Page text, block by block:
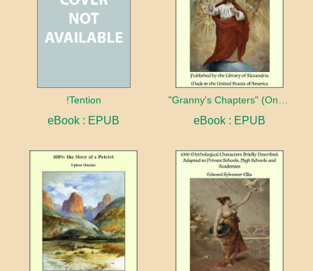
!Tention
eBook : EPUB eBook : EPUB